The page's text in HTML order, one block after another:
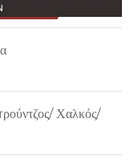
Χαλκός/